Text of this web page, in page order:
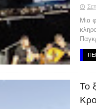
Μια
Το